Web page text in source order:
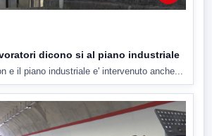
dicono si al piano industriale
e il piano industriale e' intervenuto anche...